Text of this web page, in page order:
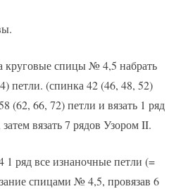
круговые спицы № 4,5 набрать
петли. (спинка 42 (46, 48, 52)
(62, 66, 72) петли и вязать 1 ряд
вязать 7 рядов Узором II.
ряд все изнаночные петли (=
спицами № 4,5, провязав 6